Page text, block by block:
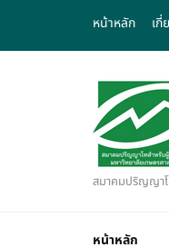
หน้าหลัก เกี่
สมาคมปริญญาโ
หน้าหลัก